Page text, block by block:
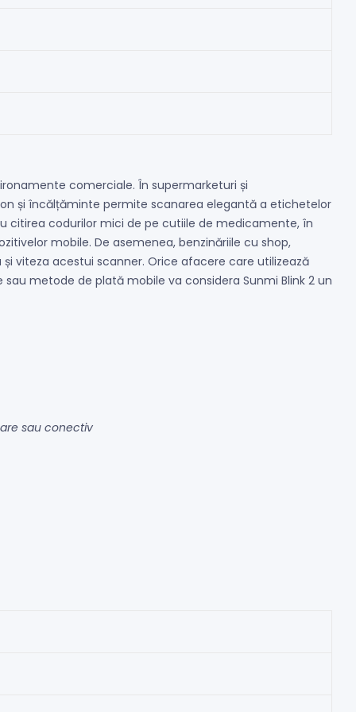
comerciale. În supermarketuri și
și încălțăminte permite scanarea elegantă a etichetelor
citirea codurilor mici de pe cutiile de medicamente, în
mobile. De asemenea, benzinăriile cu shop,
viteza acestui scanner. Orice afacere care utilizează
metode de plată mobile va considera Sunmi Blink 2 un
sau conectiv